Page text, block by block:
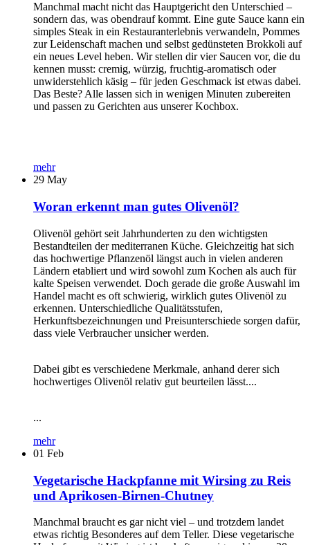
Manchmal macht nicht das Hauptgericht den Unterschied –
sondern das, was obendrauf kommt. Eine gute Sauce kann ein
simples Steak in ein Restauranterlebnis verwandeln, Pommes
zur Leidenschaft machen und selbst gedünsteten Brokkoli auf
ein neues Level heben. Wir stellen dir vier Saucen vor, die du
kennen musst: cremig, würzig, fruchtig-aromatisch oder
unwiderstehlich käsig – für jeden Geschmack ist etwas dabei.
Das Beste? Alle lassen sich in wenigen Minuten zubereiten
und passen zu Gerichten aus unserer Kochbox.
mehr
29 May
Woran erkennt man gutes Olivenöl?
Olivenöl gehört seit Jahrhunderten zu den wichtigsten
Bestandteilen der mediterranen Küche. Gleichzeitig hat sich
das hochwertige Pflanzenöl längst auch in vielen anderen
Ländern etabliert und wird sowohl zum Kochen als auch für
kalte Speisen verwendet. Doch gerade die große Auswahl im
Handel macht es oft schwierig, wirklich gutes Olivenöl zu
erkennen. Unterschiedliche Qualitätsstufen,
Herkunftsbezeichnungen und Preisunterschiede sorgen dafür,
dass viele Verbraucher unsicher werden.
Dabei gibt es verschiedene Merkmale, anhand derer sich
hochwertiges Olivenöl relativ gut beurteilen lässt....
...
mehr
01 Feb
Vegetarische Hackpfanne mit Wirsing zu Reis
und Aprikosen-Birnen-Chutney
Manchmal braucht es gar nicht viel – und trotzdem landet
etwas richtig Besonderes auf dem Teller. Diese vegetarische